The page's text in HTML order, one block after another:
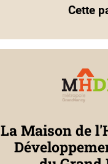
Cette
La Maison de